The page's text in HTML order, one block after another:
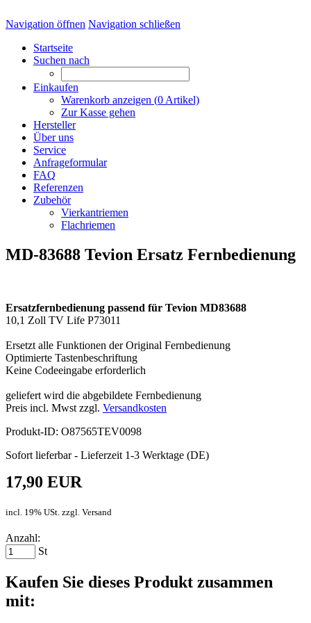
Navigation öffnen Navigation schließen
Startseite
Suchen nach
Einkaufen
Warenkorb anzeigen (0 Artikel)
Zur Kasse gehen
Hersteller
Über uns
Service
Anfrageformular
FAQ
Referenzen
Zubehör
Vierkantriemen
Flachriemen
MD-83688 Tevion Ersatz Fernbedienung
Ersatzfernbedienung passend für Tevion MD83688
10,1 Zoll TV Life P73011
Ersetzt alle Funktionen der Original Fernbedienung
Optimierte Tastenbeschriftung
Keine Codeeingabe erforderlich
geliefert wird die abgebildete Fernbedienung
Preis incl. Mwst zzgl. Versandkosten
Produkt-ID: O87565TEV0098
Sofort lieferbar - Lieferzeit 1-3 Werktage (DE)
17,90 EUR
incl. 19% USt. zzgl. Versand
Anzahl:
St
Kaufen Sie dieses Produkt zusammen
mit: